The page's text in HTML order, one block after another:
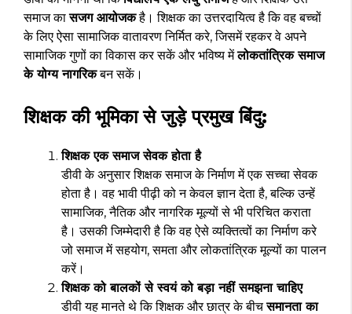
समाज कासजग आयोजकहै। शिक्षक का उत्तरदायित्व है कि वह बच्चों
के लिए ऐसा सामाजिक वातावरण निर्मित करे, जिसमें रहकर वे अपने
सामाजिक गुणों का विकास कर सकें और भविष्य मेंलोकतांत्रिक समाज
के योग्य नागरिकबन सकें।
शिक्षक की भूमिका से जुड़े प्रमुख बिंदु:
शिक्षक एक समाज सेवक होता है
डीवी के अनुसार शिक्षक समाज के निर्माण में एक सच्चा सेवक
होता है। वह भावी पीढ़ी को न केवल ज्ञान देता है, बल्कि उन्हें
सामाजिक, नैतिक और नागरिक मूल्यों से भी परिचित कराता
है। उसकी जिम्मेदारी है कि वह ऐसे व्यक्तित्वों का निर्माण करे
जो समाज में सहयोग, समता और लोकतांत्रिक मूल्यों का पालन
करें।
शिक्षक को बालकों से स्वयं को बड़ा नहीं समझना चाहिए
डीवी यह मानते थे कि शिक्षक और छात्र के बीचसमानता का